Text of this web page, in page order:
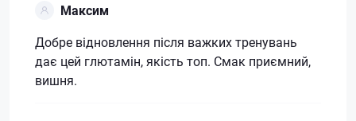
Максим
Добре відновлення після важких тренувань
дає цей глютамін, якість топ. Смак приємний,
вишня.